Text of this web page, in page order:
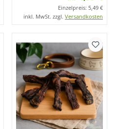
Einzelpreis: 5,49 €
inkl. MwSt. zzgl. Versandkosten